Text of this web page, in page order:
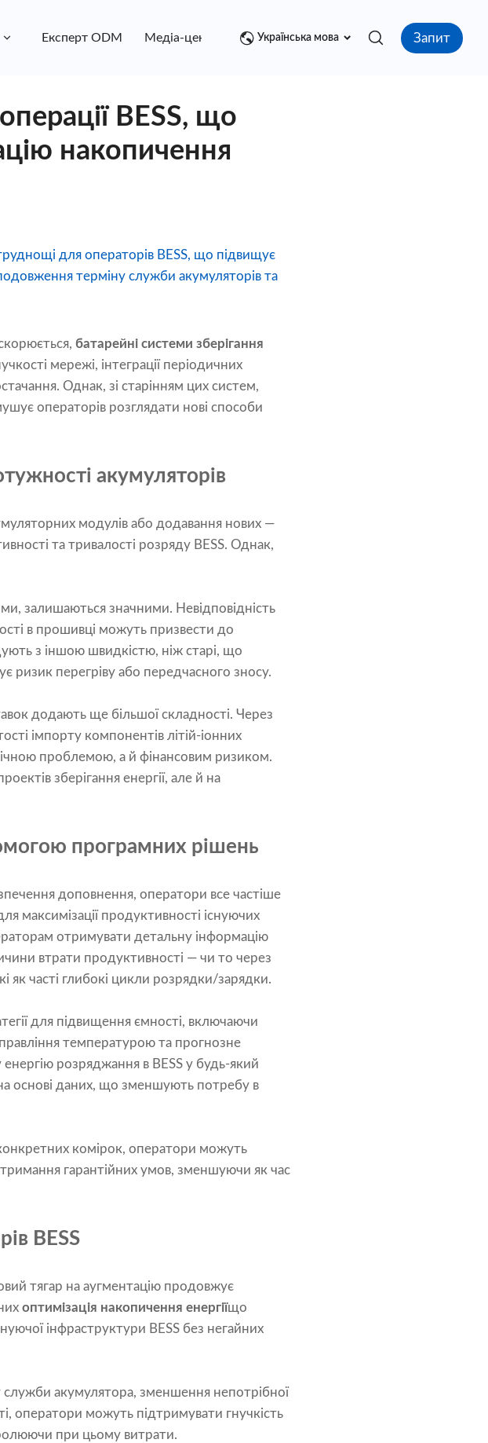
Експерт ODM Медіа-центр контакт
Українська мова Запит
BESS, що
накопичення
для операторів BESS, що підвищує
терміну служби акумуляторів та
батарейні системи зберігання
мережі, інтеграції періодичних
Однак, зі старінням цих систем,
операторів розглядати нові способи
акумуляторів
модулів або додавання нових —
та тривалості розряду BESS. Однак,
залишаються значними. Невідповідність
в прошивці можуть призвести до
з іншою швидкістю, ніж старі, що
ризик перегріву або передчасного зносу.
додають ще більшої складності. Через
імпорту компонентів літій-іонних
проблемою, а й фінансовим ризиком.
зберігання енергії, але й на
програмних рішень
доповнення, оператори все частіше
максимізації продуктивності існуючих
отримувати детальну інформацію
втрати продуктивності — чи то через
як часті глибокі цикли розрядки/зарядки.
для підвищення ємності, включаючи
температурою та прогнозне
розряджання в BESS у будь-який
основі даних, що зменшують потребу в
комірок, оператори можуть
гарантійних умов, зменшуючи як час
BESS
тягар на аугментацію продовжує
оптимізація накопичення енергіїщо
інфраструктури BESS без негайних
акумулятора, зменшення непотрібної
оператори можуть підтримувати гнучкість
при цьому витрати.